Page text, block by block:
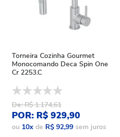
Torneira Cozinha Gourmet
Monocomando Deca Spin One
Cr 2253.C
De: R$ 1.174,61
POR: R$ 929,90
ou 10x de R$ 92,99 sem juros